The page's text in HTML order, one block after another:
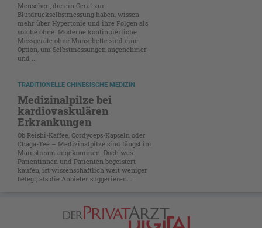
Menschen, die ein Gerät zur
Blutdruckselbstmessung haben, wissen
mehr über Hypertonie und ihre Folgen als
solche ohne. Moderne kontinuierliche
Messgeräte ohne Manschette sind eine
Option, um Selbstmessungen angenehmer
und ...
TRADITIONELLE CHINESISCHE MEDIZIN
Medizinalpilze bei
kardiovaskulären
Erkrankungen
Ob Reishi-Kaffee, Cordyceps-Kapseln oder
Chaga-Tee – Medizinalpilze sind längst im
Mainstream angekommen. Doch was
Patientinnen und Patienten begeistert
kaufen, ist wissenschaftlich weit weniger
belegt, als die Anbieter suggerieren. ...